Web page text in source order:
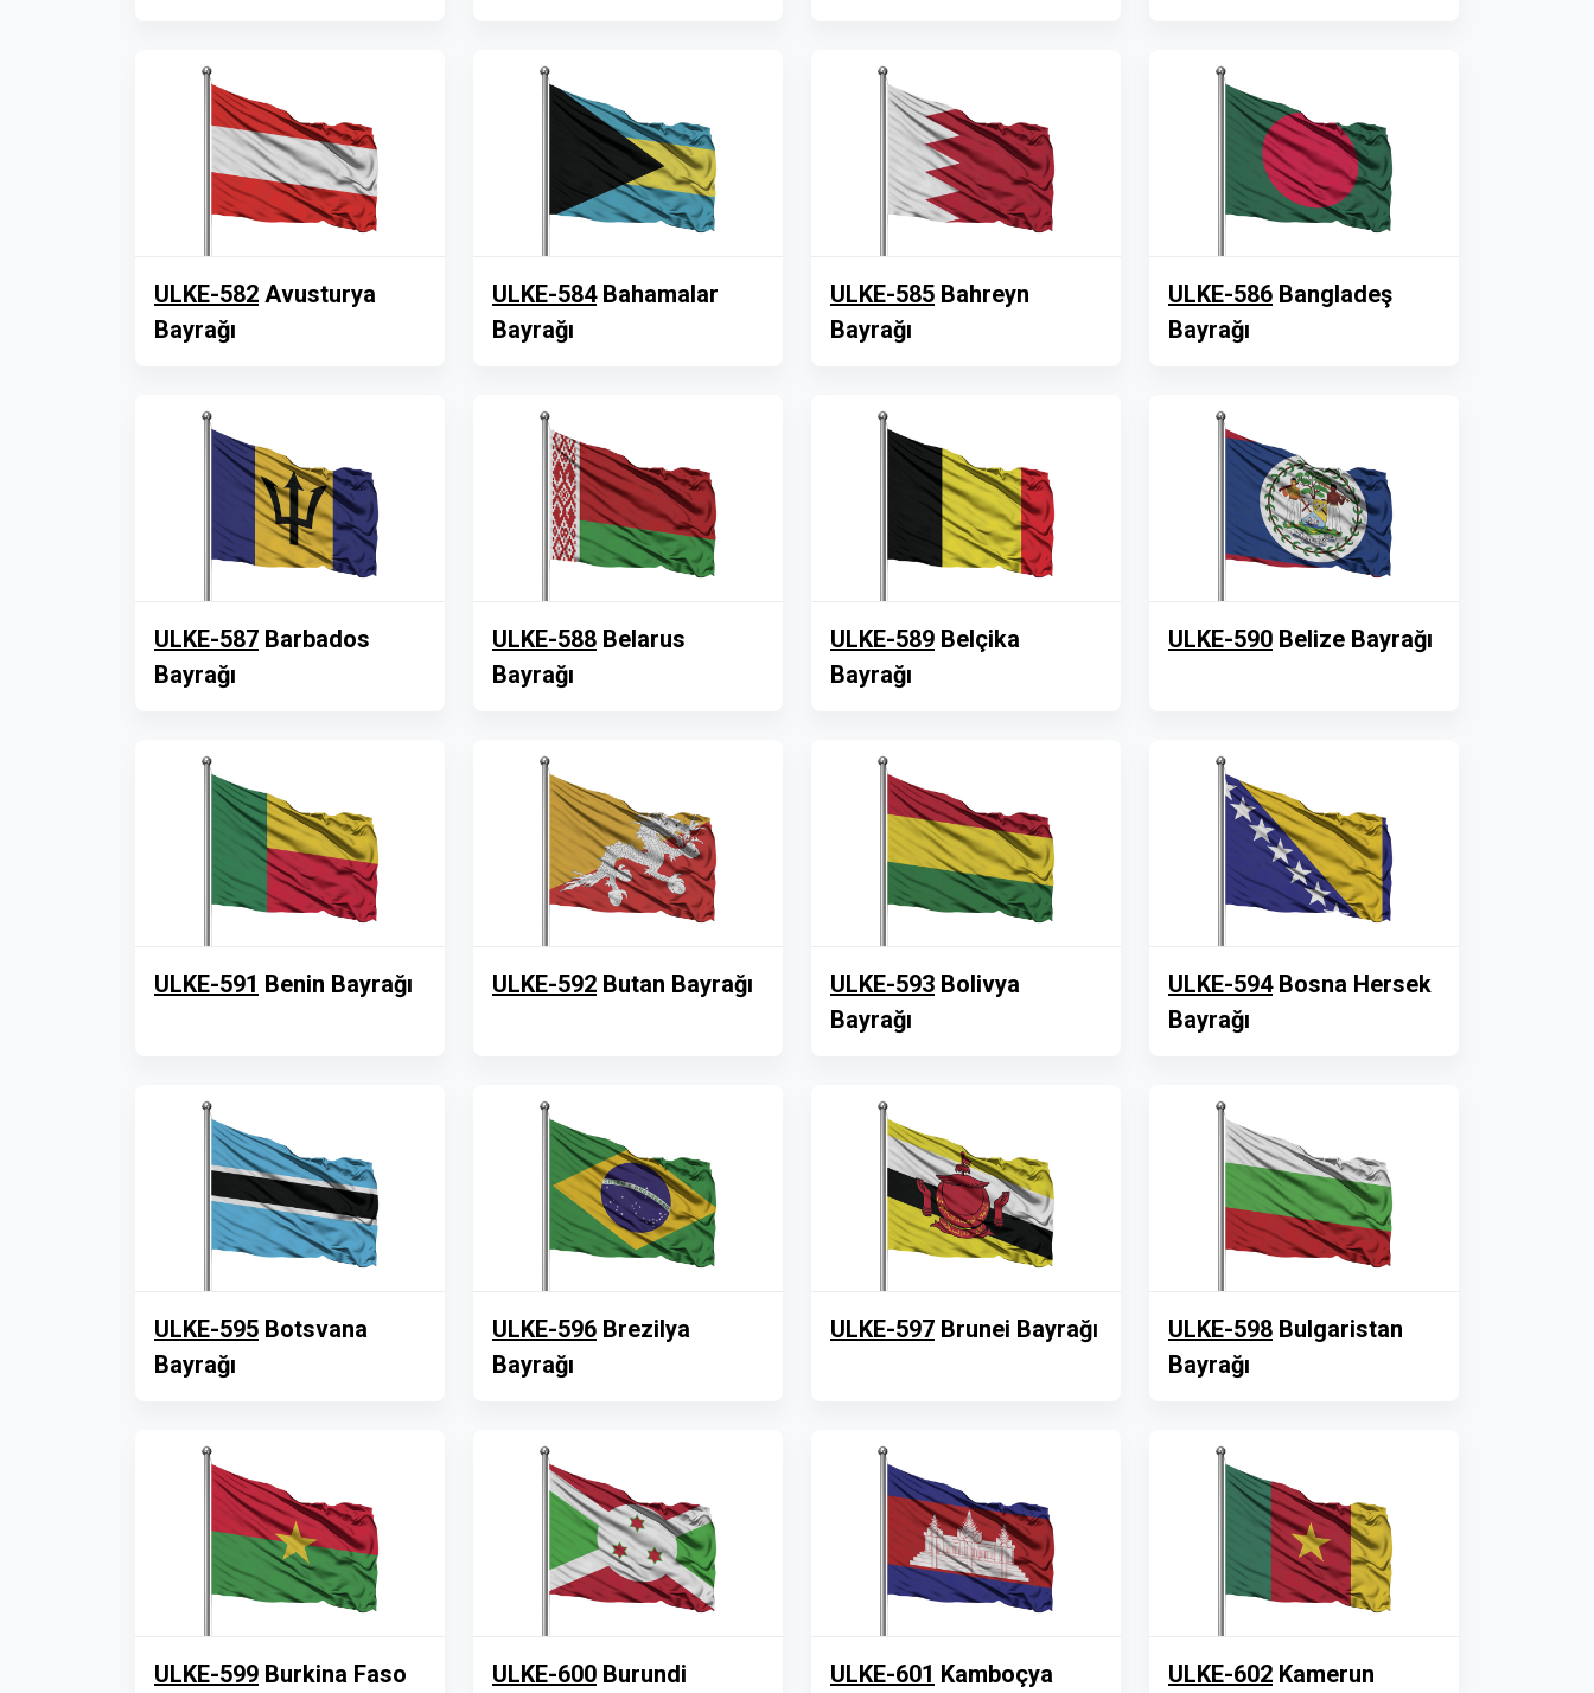
ULKE-582 Avusturya
Bayrağı
ULKE-584Bahamalar
Bayrağı
ULKE-585 Bahreyn
Bayrağı
ULKE-586 Bangladeş
Bayrağı
ULKE-587 Barbados
Bayrağı
ULKE-588 Belarus
Bayrağı
ULKE-589 Belçika
Bayrağı
ULKE-590 Belize Bayrağı
ULKE-591 Benin Bayrağı ULKE-592 Butan Bayrağı ULKE-593 Bolivya
Bayrağı
ULKE-594Bosna Hersek
Bayrağı
ULKE-595 Botsvana
Bayrağı
ULKE-596 Brezilya
Bayrağı
ULKE-597 Brunei Bayrağı ULKE-598 Bulgaristan
Bayrağı
ULKE-599 Burkina Faso ULKE-600 Burundi ULKE-601 Kamboçya ULKE-602 Kamerun